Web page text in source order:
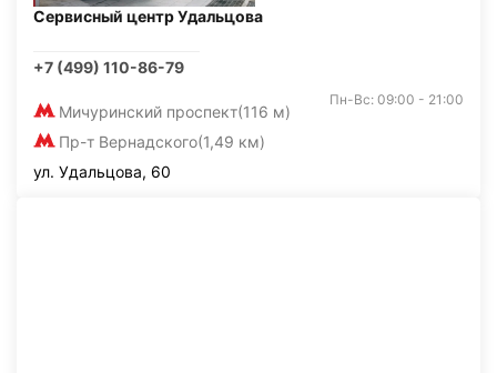
Сервисный центр Удальцова
+7 (499) 110-86-79
Мичуринский проспект(116 м)
Пр-т Вернадского(1,49 км)
Пн-Вс: 09:00 - 21:00
ул. Удальцова, 60